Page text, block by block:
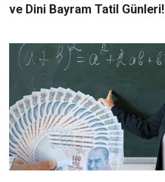
ve Dini Bayram Tatil Günleri!